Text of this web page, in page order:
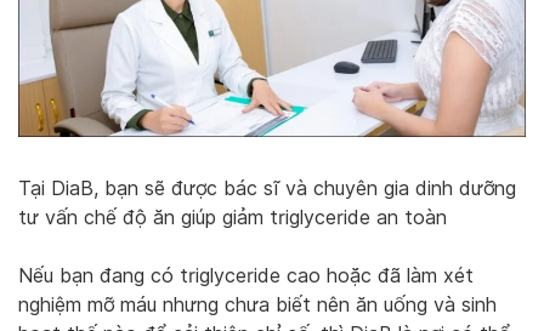
Tại DiaB, bạn sẽ được bác sĩ và chuyên gia dinh dưỡng
tư vấn chế độ ăn giúp giảm triglyceride an toàn
Nếu bạn đang có triglyceride cao hoặc đã làm xét
nghiệm mỡ máu nhưng chưa biết nên ăn uống và sinh